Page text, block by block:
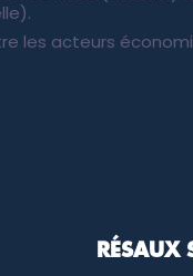
les acteurs
RÉSAUX